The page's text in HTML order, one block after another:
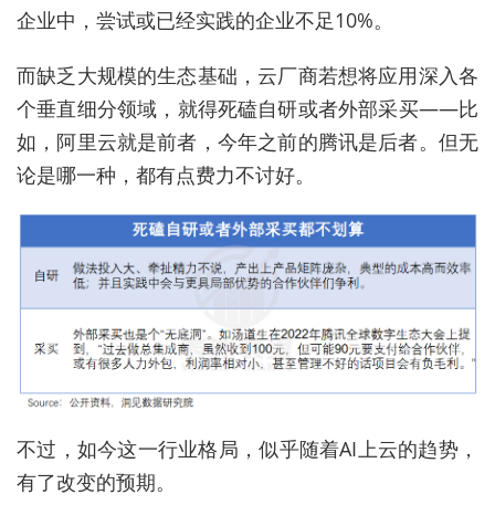
企业中，尝试或已经实践的企业不足10%。
而缺乏大规模的生态基础，云厂商若想将应用深入各
个垂直细分领域，就得死磕自研或者外部采买——比
如，阿里云就是前者，今年之前的腾讯是后者。但无
论是哪一种，都有点费力不讨好。
不过，如今这一行业格局，似乎随着AI上云的趋势，
有了改变的预期。